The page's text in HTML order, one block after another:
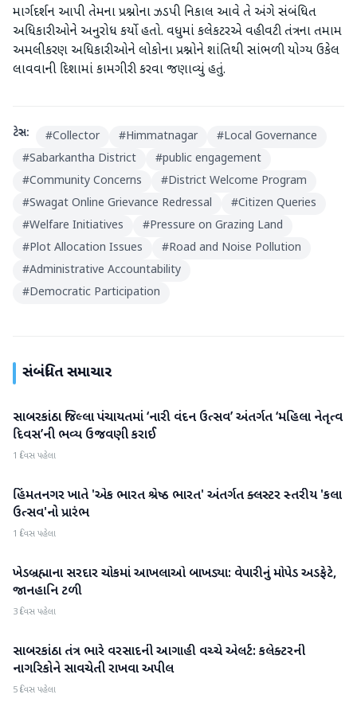
માર્ગદર્શન આપી તેમના પ્રશ્નોના ઝડપી નિકાલ આવે તે અંગે સંબંધિત
અધિકારીઓને અનુરોધ કર્યો હતો. વધુમાં કલેકટરએ વહીવટી તંત્રના તમામ
અમલીકરણ અધિકારીઓને લોકોના પ્રશ્નોને શાંતિથી સાંભળી યોગ્ય ઉકેલ
લાવવાની દિશામાં કામગીરી કરવા જણાવ્યું હતું.
ટેગ્સ: #Collector #Himmatnagar #Local Governance
#Sabarkantha District #public engagement
#Community Concerns #District Welcome Program
#Swagat Online Grievance Redressal #Citizen Queries
#Welfare Initiatives #Pressure on Grazing Land
#Plot Allocation Issues #Road and Noise Pollution
#Administrative Accountability
#Democratic Participation
સંબંધિત સમાચાર
સાબરકાંઠા
સાબરકાંઠા જિલ્લા પંચાયતમાં ‘નારી વંદન ઉત્સવ’ અંતર્ગત ‘મહિલા નેતૃત્વ
દિવસ’ની ભવ્ય ઉજવણી કરાઈ
1 દિવસ પહેલા
સાબરકાંઠા
હિંમતનગર ખાતે 'એક ભારત શ્રેષ્ઠ ભારત' અંતર્ગત ક્લસ્ટર સ્તરીય 'કલા
ઉત્સવ'નો પ્રારંભ
1 દિવસ પહેલા
સાબરકાંઠા
ખેડબ્રહ્માના સરદાર ચોકમાં આખલાઓ બાખડ્યા: વેપારીનું મોપેડ અડફેટે,
જાનહાનિ ટળી
3 દિવસ પહેલા
સાબરકાંઠા
સાબરકાંઠા તંત્ર ભારે વરસાદની આગાહી વચ્ચે એલર્ટ: કલેક્ટરની
નાગરિકોને સાવચેતી રાખવા અપીલ
5 દિવસ પહેલા